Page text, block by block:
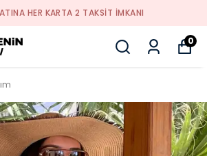
HER KARTA 2 TAKSİT İMKANI
0